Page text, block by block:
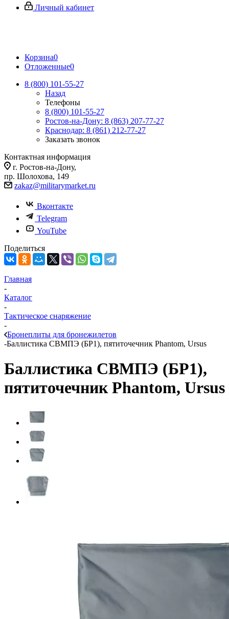
Личный кабинет
Корзина0
Отложенные0
8 (800) 101-55-27
Назад
Телефоны
8 (800) 101-55-27
Ростов-на-Дону: 8 (863) 207-77-27
Краснодар: 8 (861) 212-77-27
Заказать звонок
Контактная информация
г. Ростов-на-Дону,
пр. Шолохова, 149
zakaz@militarymarket.ru
Вконтакте
Telegram
YouTube
Поделиться
Главная
-
Каталог
-
Тактическое снаряжение
-
Бронеплиты для бронежилетов
-Баллистика СВМПЭ (БР1), пятиточечник Phantom, Ursus
Баллистика СВМПЭ (БР1),
пятиточечник Phantom, Ursus